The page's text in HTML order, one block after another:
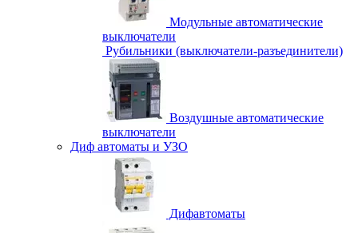
Модульные автоматические
выключатели
Рубильники (выключатели-разъединители)
Воздушные автоматические
выключатели
Диф автоматы и УЗО
Дифавтоматы